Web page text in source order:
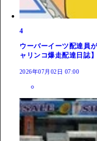
4
ウーバーイーツ配達員
ャリンコ爆走配達日誌】
2026年07月02日 07:00